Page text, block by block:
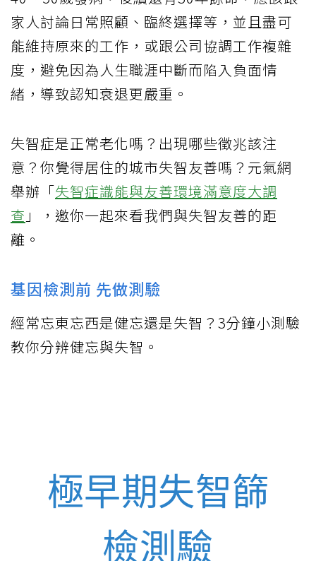
家人討論日常照顧、臨終選擇等，並且盡可
能維持原來的工作，或跟公司協調工作複雜
度，避免因為人生職涯中斷而陷入負面情
緒，導致認知衰退更嚴重。
失智症是正常老化嗎？出現哪些徵兆該注
意？你覺得居住的城市失智友善嗎？元氣網
舉辦「失智症識能與友善環境滿意度大調
查 」，邀你一起來看我們與失智友善的距
離。
基因檢測前 先做測驗
經常忘東忘西是健忘還是失智？3分鐘小測驗
教你分辨健忘與失智。